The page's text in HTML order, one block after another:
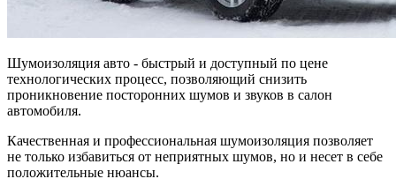
Шумоизоляция авто - быстрый и доступный по цене
технологических процесс, позволяющий снизить
проникновение посторонних шумов и звуков в салон
автомобиля.
Качественная и профессиональная шумоизоляция позволяет
не только избавиться от неприятных шумов, но и несет в себе
положительные нюансы.